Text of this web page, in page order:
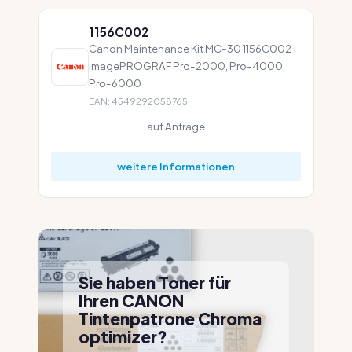
1156C002
Canon Maintenance Kit MC-30 1156C002 |
imagePROGRAF Pro-2000, Pro-4000,
Pro-6000
EAN: 4549292058765
auf Anfrage
weitere Informationen
Sie haben Toner für
Ihren CANON
Tintenpatrone Chroma
optimizer?